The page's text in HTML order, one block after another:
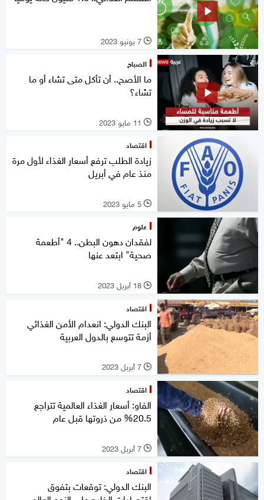
l 7 يونيو 2023
الصباح
ما الأصح.. أن تأكل متى تشاء أو ما
تشاء؟
l 11 مايو 2023
اقتصاد
زيادة الطلب ترفع أسعار الغذاء لأول مرة
منذ عام في أبريل
l 5 مايو 2023
علوم
لفقدان دهون البطن.. 4 "أطعمة
صحية" ابتعد عنها
l 18 أبريل 2023
اقتصاد
البنك الدولي: انعدام الأمن الغذائي
أزمة تتوسع بالدول العربية
l 7 أبريل 2023
اقتصاد
الفاو: أسعار الغذاء العالمية تتراجع
20.5% من ذروتها قبل عام
l 7 أبريل 2023
اقتصاد
البنك الدولي: توقعات بتفوق